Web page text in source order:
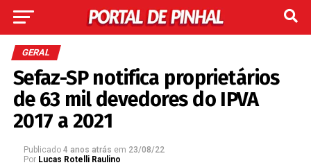
GERAL
Sefaz-SP notifica proprietários
de 63 mil devedores do IPVA
2017 a 2021
Publicado 4 anos atrás em 23/08/22
Por Lucas Rotelli Raulino